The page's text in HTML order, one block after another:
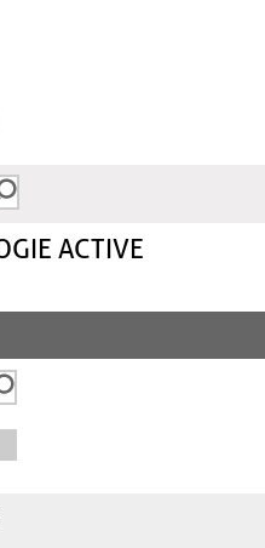
ACTIVE